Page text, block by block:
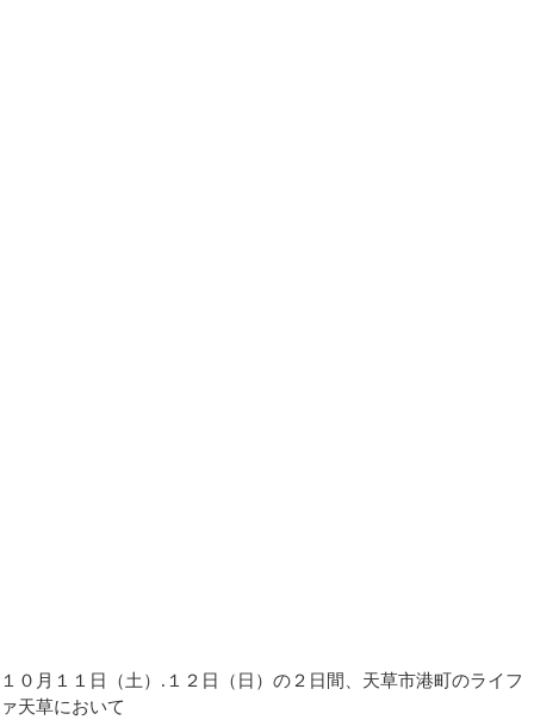
１０月１１日（土）.１２日（日）の２日間、天草市港町のライフ
ァ天草において